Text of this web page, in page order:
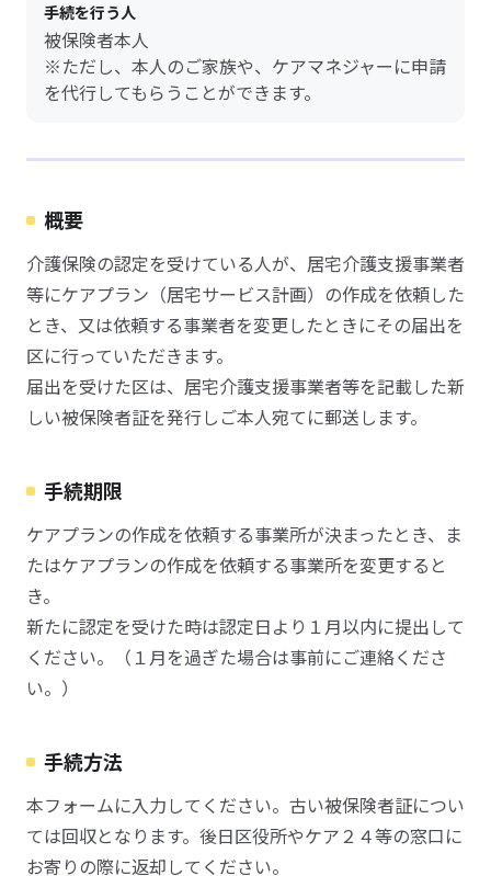
手続を行う人
被保険者本人
※ただし、本人のご家族や、ケアマネジャーに申請
を代行してもらうことができます。
概要
介護保険の認定を受けている人が、居宅介護支援事業者
等にケアプラン（居宅サービス計画）の作成を依頼した
とき、又は依頼する事業者を変更したときにその届出を
区に行っていただきます。
届出を受けた区は、居宅介護支援事業者等を記載した新
しい被保険者証を発行しご本人宛てに郵送します。
手続期限
ケアプランの作成を依頼する事業所が決まったとき、ま
たはケアプランの作成を依頼する事業所を変更すると
き。
新たに認定を受けた時は認定日より１月以内に提出して
ください。（１月を過ぎた場合は事前にご連絡くださ
い。）
手続方法
本フォームに入力してください。古い被保険者証につい
ては回収となります。後日区役所やケア２４等の窓口に
お寄りの際に返却してください。